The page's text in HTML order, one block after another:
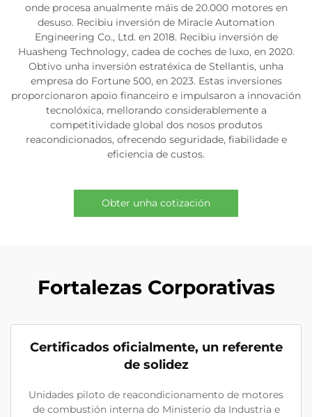
onde procesa anualmente máis de 20.000 motores en
desuso. Recibiu inversión de Miracle Automation
Engineering Co., Ltd. en 2018. Recibiu inversión de
Huasheng Technology, cadea de coches de luxo, en 2020.
Obtivo unha inversión estratéxica de Stellantis, unha
empresa do Fortune 500, en 2023. Estas inversiones
proporcionaron apoio financeiro e impulsaron a innovación
tecnolóxica, mellorando considerablemente a
competitividade global dos nosos produtos
reacondicionados, ofrecendo seguridade, fiabilidade e
eficiencia de custos.
Obter unha cotización
Fortalezas Corporativas
Certificados oficialmente, un referente
de solidez
Unidades piloto de reacondicionamento de motores
de combustión interna do Ministerio da Industria e